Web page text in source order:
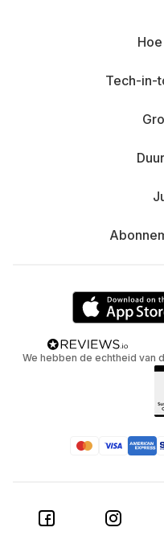
Tech-in-
We hebben de echtheid van